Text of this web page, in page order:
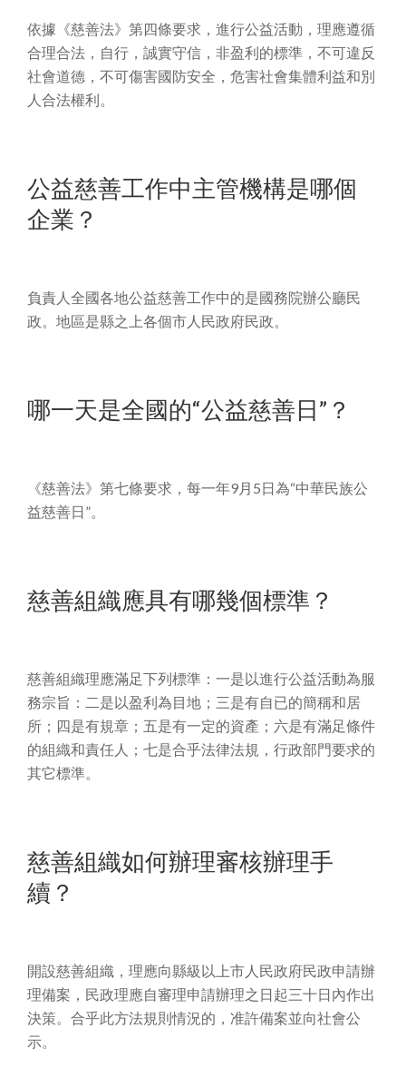
依據《慈善法》第四條要求，進行公益活動，理應遵循
合理合法，自行，誠實守信，非盈利的標準，不可違反
社會道德，不可傷害國防安全，危害社會集體利益和別
人合法權利。
公益慈善工作中主管機構是哪個
企業？
負責人全國各地公益慈善工作中的是國務院辦公廳民
政。地區是縣之上各個市人民政府民政。
哪一天是全國的“公益慈善日”？
《慈善法》第七條要求，每一年9月5日為“中華民族公
益慈善日”。
慈善組織應具有哪幾個標準？
慈善組織理應滿足下列標準：一是以進行公益活動為服
務宗旨：二是以盈利為目地；三是有自已的簡稱和居
所；四是有規章；五是有一定的資產；六是有滿足條件
的組織和責任人；七是合乎法律法規，行政部門要求的
其它標準。
慈善組織如何辦理審核辦理手
續？
開設慈善組織，理應向縣級以上市人民政府民政申請辦
理備案，民政理應自審理申請辦理之日起三十日內作出
決策。合乎此方法規則情況的，准許備案並向社會公
示。